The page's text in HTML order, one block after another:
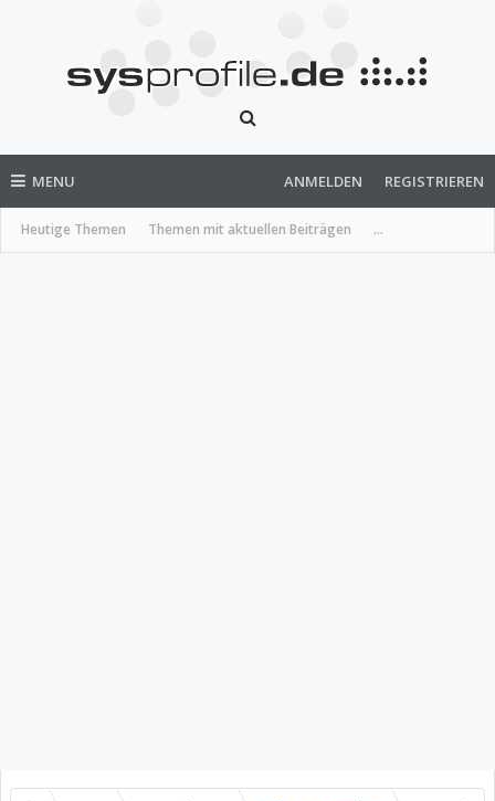
MENU
Heutige Themen Themen mit aktuellen Beiträgen ...
ANMELDEN REGISTRIEREN